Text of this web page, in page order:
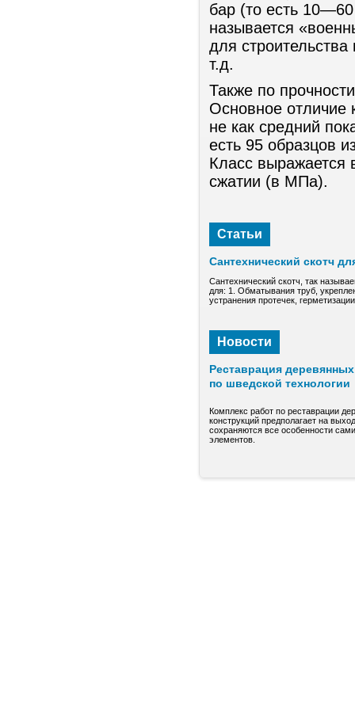
бар (то есть
называется
для
т.д.
Также по
Основное отличие
не как средний
есть 95 образцов
Класс выражается
сжатии (в МПа).
Статьи
Сантехнический скотч
Сантехнический скотч, так
для: 1. Обматывания труб,
устранения протечек,
Новости
Реставрация
по шведской технологии
Комплекс работ по реставрации
конструкций предполагает на
сохраняются все особенности
элементов.